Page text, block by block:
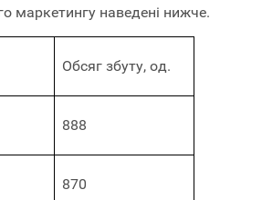
маркетингу наведені нижче.
Обсяг збуту, од.
888
870